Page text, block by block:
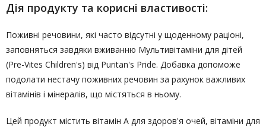
Дія продукту та корисні властивості:
Поживні речовини, які часто відсутні у щоденному раціоні,
заповняться завдяки вживанню Мультивітаміни для дітей
(Pre-Vites Children's) від Puritan's Pride. Добавка допоможе
подолати нестачу поживних речовин за рахунок важливих
вітамінів і мінералів, що містяться в ньому.
Цей продукт містить вітамін А для здоров'я очей, вітаміни для